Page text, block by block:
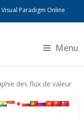
Visual Paradigm Online
Menu
des flux de valeur